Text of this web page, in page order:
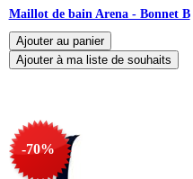
Maillot de bain Arena - Bonnet B
-70%